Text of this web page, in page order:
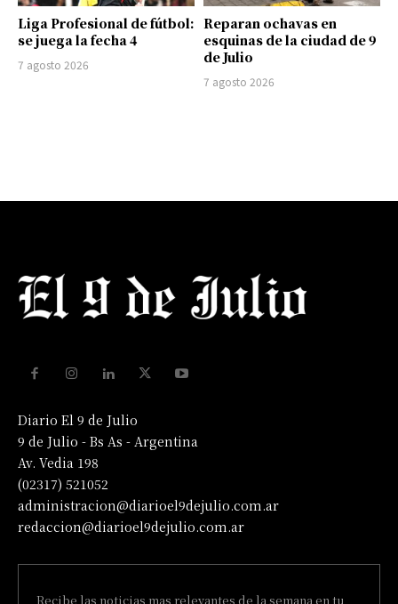
Liga Profesional de fútbol:
se juega la fecha 4
7 agosto 2026
Reparan ochavas en
esquinas de la ciudad de 9
de Julio
7 agosto 2026
Diario El 9 de Julio
9 de Julio - Bs As - Argentina
Av. Vedia 198
(02317) 521052
administracion@diarioel9dejulio.com.ar
redaccion@diarioel9dejulio.com.ar
Recibe las noticias mas relevantes de la semana en tu